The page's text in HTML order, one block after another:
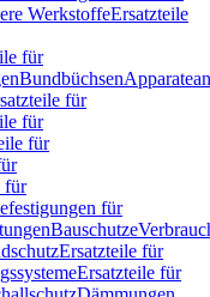
WerkstoffeErsatzteile
für
Bundbüchsen
für
für
für
für
für
Bauschutze
Ersatzteile für
Ersatzteile für